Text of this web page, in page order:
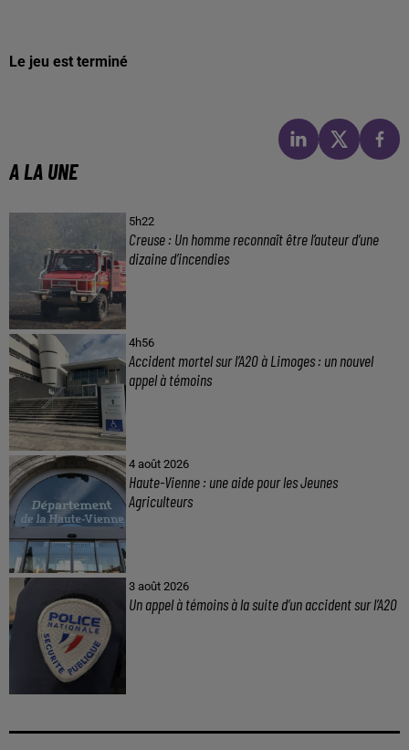
Le jeu est terminé
A LA UNE
5h22
Creuse : Un homme reconnaît être l’auteur d’une
dizaine d’incendies
4h56
Accident mortel sur l’A20 à Limoges : un nouvel
appel à témoins
4 août 2026
Haute-Vienne : une aide pour les Jeunes
Agriculteurs
3 août 2026
Un appel à témoins à la suite d’un accident sur l’A20